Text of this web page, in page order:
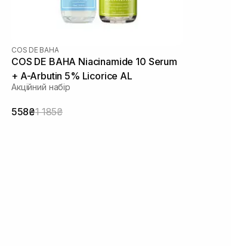
COS DE BAHA
COS DE BAHA Niacinamide 10 Serum
+ A-Arbutin 5% Licorice AL
Акційний набір
558₴1 185₴